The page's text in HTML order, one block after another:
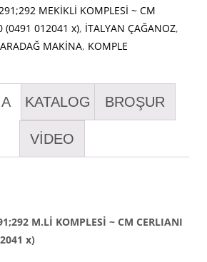
MEKİKLİ KOMPLESİ ~ CM
(0491 012041 x), İTALYAN ÇAĞANOZ,
MAKİNA, KOMPLE
KATALOG BROŞUR
VİDEO
M.Lİ KOMPLESİ ~ CM CERLIANI
x)